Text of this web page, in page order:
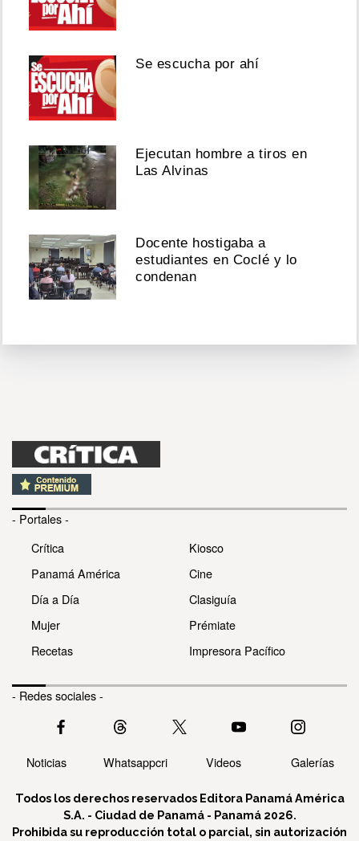
Se escucha por ahí
Ejecutan hombre a tiros en
Las Alvinas
Docente hostigaba a
estudiantes en Coclé y lo
condenan
- Portales -
Crítica
Panamá América
Día a Día
Mujer
Recetas
Kiosco
Cine
Clasiguía
Prémiate
Impresora Pacífico
- Redes sociales -
Noticias Whatsappcri Videos Galerías
Todos los derechos reservados Editora Panamá América
S.A. - Ciudad de Panamá - Panamá 2026.
Prohibida su reproducción total o parcial, sin autorización